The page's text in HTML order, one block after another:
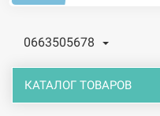
0663505678
КАТАЛОГ ТОВАРОВ